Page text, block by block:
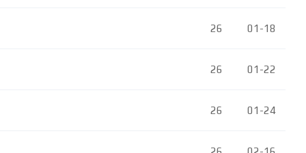
26 01-18
26 01-22
26 01-24